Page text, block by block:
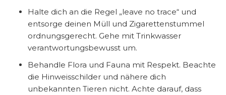
Halte dich an die Regel „leave no trace“ und
entsorge deinen Müll und Zigarettenstummel
ordnungsgerecht. Gehe mit Trinkwasser
verantwortungsbewusst um.
Behandle Flora und Fauna mit Respekt. Beachte
die Hinweisschilder und nähere dich
unbekannten Tieren nicht. Achte darauf, dass